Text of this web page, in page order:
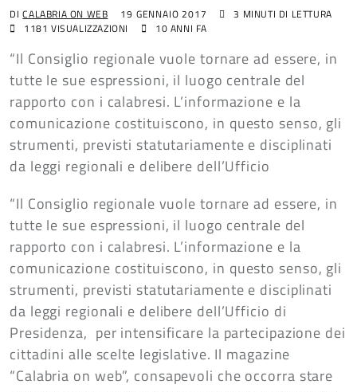
DICALABRIA ON WEB 19 GENNAIO 2017
3 MINUTI DI LETTURA
1181 VISUALIZZAZIONI 10 ANNI FA
“Il Consiglio regionale vuole tornare ad essere, in
tutte le sue espressioni, il luogo centrale del
rapporto con i calabresi. L’informazione e la
comunicazione costituiscono, in questo senso, gli
strumenti, previsti statutariamente e disciplinati
da leggi regionali e delibere dell’Ufficio
“Il Consiglio regionale vuole tornare ad essere, in
tutte le sue espressioni, il luogo centrale del
rapporto con i calabresi. L’informazione e la
comunicazione costituiscono, in questo senso, gli
strumenti, previsti statutariamente e disciplinati
da leggi regionali e delibere dell’Ufficio di
Presidenza, per intensificare la partecipazione dei
cittadini alle scelte legislative. Il magazine
“Calabria on web”, consapevoli che occorra stare